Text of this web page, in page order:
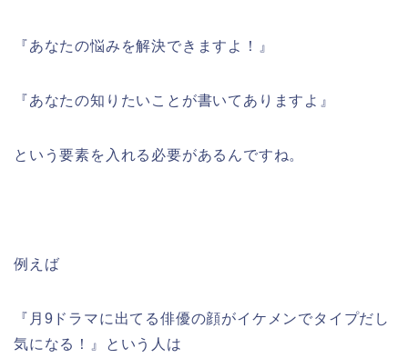
『あなたの悩みを解決できますよ！』
『あなたの知りたいことが書いてありますよ』
という要素を入れる必要があるんですね。
例えば
『月9ドラマに出てる俳優の顔がイケメンでタイプだし
気になる！』という人は